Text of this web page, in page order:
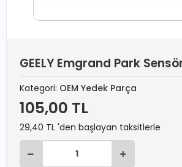
GEELY Emgrand Park
Kategori: OEM Yedek Parça
105,00 TL
29,40 TL 'den başlayan taksitlerle